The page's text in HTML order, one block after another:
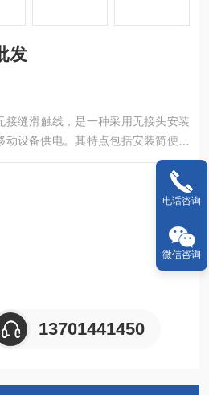
发
接缝滑触线，是一种采用无接头安装
设备供电。其特点包括安装简便、
噪音低。
13701441450
电话咨询
微信咨询